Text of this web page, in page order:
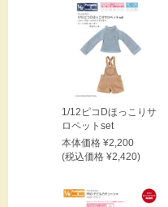
1/12ピコDほっこりサ
ロペットset
本体価格 ¥2,200
(税込価格 ¥2,420)